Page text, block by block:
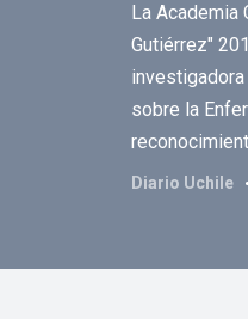
La Academia
Gutiérrez"
sobre la
Diario Uchile